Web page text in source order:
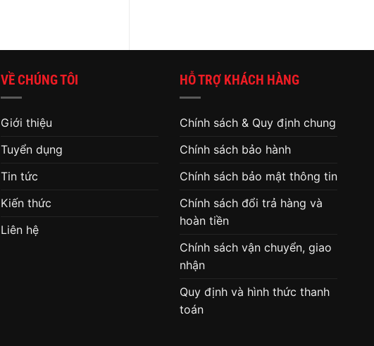
VỀ CHÚNG TÔI
Giới thiệu
Tuyển dụng
Tin tức
Kiến thức
Liên hệ
HỖ TRỢ KHÁCH HÀNG
Chính sách & Quy định chung
Chính sách bảo hành
Chính sách bảo mật thông tin
Chính sách đổi trả hàng và
hoàn tiền
Chính sách vận chuyển, giao
nhận
Quy định và hình thức thanh
toán